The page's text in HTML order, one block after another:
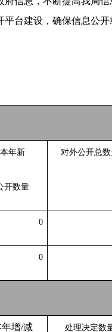
台建设，确保信息公
本年新
开数量
对外公开总数
0
0
增/减 处理决定数